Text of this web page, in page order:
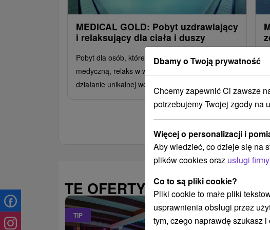
MEDICAL GOLD: Pobyt uzdrawiający
i relaksujący dla ciała i duszy
Pobyt dla osób, które chcą połączyć opiekę
medyczną, relaks w wellness i dobroczynne
działanie unikalnej wody Dudince.
TE OFERTY MOGĄ
TIP
Dbamy o Twoją prywatność
Chcemy zapewnić Ci zawsze
potrzebujemy Twojej zgody na
Więcej o personalizacji i
Aby wiedzieć, co dzieje się na
plików cookies oraz usługi
Co to są pliki cookie?
Pliki cookie to małe pliki
usprawnienia obsługi przez
tym, czego naprawdę szukasz